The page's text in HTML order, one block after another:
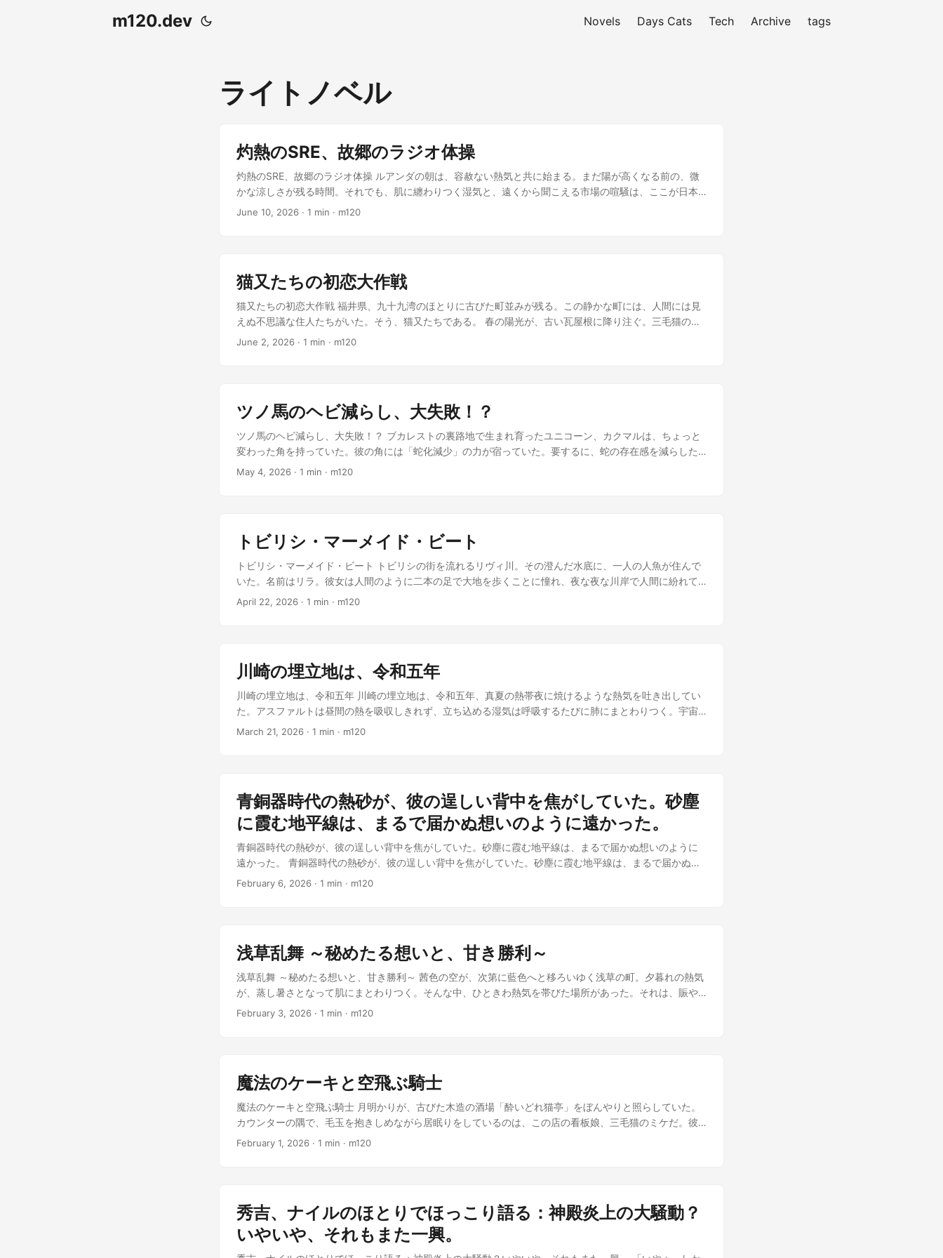
m120.dev Novels Days Cats Tech Archive tags
ライトノベル
灼熱のSRE、故郷のラジオ体操
灼熱のSRE、故郷のラジオ体操 ルアンダの朝は、容赦ない熱気と共に始まる。まだ陽が高くなる前の、微
かな涼しさが残る時間。それでも、肌に纏わりつく湿気と、遠くから聞こえる市場の喧騒は、ここが日本
から遥か遠い異国であることを嫌でも知らしめてくる。SREのカイトは、安物のビジネスホテルの一室で、
が一番だとカイトは知っていた。 汗がじわりと滲む。日本の体育館や、駅前の広場で見たような光景とは
かけ離れているが、この規則正しい動きだけが、カイトを故郷と繋ぎ止める細い糸だった。ふと、彼は南
大沢の映画館を思い出す。大学時代、よく通った駅ビルの中のシネマ。ひんやりとした空調、ポップコー
ンの甘い香り、そして暗闇の中で繰り広げられる物語。スクリーンの向こう側には、いつでも完璧に構成
された世界があった。バグ一つない、予定調和のハッピーエンド。 「――現実は、そうはいかないよな」
れ、システムは少しずつ安定に向かう。それは、ラジオ体操の動きのように、地道で、反復的な作業だっ
た。 ふと、ホテルの窓から顔を出すと、広場では数人の子供たちが砂埃の中でサッカーボールを追いかけ
ていた。一人の子が、カイトの動きに気づいて目を丸くしている。恥ずかしかったが、カイトは構わず体
操を続けた。指先まで意識を集中し、最後の深呼吸。 「ありがとうございました！」 動画のナレーション
に合わせて、カイトは小さく頭を下げた。すると、広場の子供が突然、ぎこちないながらもカイトの真似
まるで、映画の主人公のように。 小説のジャンル: ライトノベル
June 10, 2026 · 1 min · m120
猫又たちの初恋大作戦
猫又たちの初恋大作戦 福井県、九十九湾のほとりに古びた町並みが残る。この静かな町には、人間には見
えぬ不思議な住人たちがいた。そう、猫又たちである。 春の陽光が、古い瓦屋根に降り注ぐ。三毛猫のミ
ケは、縁側でうたた寝をしていた。彼女の隣には、黒猫のクロが静かに丸くなっている。二匹は古くから
やかな尻尾、賢そうな瞳、そして何より、彼が時折見せる優しい仕草に、ミケの心は奪われていた。 「チ
ャトラ君のことでしょ」 クロはニヤリと笑い、ミケの心を正確に言い当てた。茶トラ猫のチャトラは、穏
やかな性格で、町に馴染んできたばかりだった。ミケは、チャトラに自分の気持ちを伝えたいけれど、ど
うすればいいかわからない。 「う、うん…どうしたら、チャトラ君と仲良くなれるかな…」 ミケは不安げ
にクロを見つめる。 「ふふ、簡単だよ。まずは『初恋大作戦』だ！」 クロは得意げに胸を張る。 「初恋大
る場所で、彼が喜びそうな手作りの鈴を落としてみたり、クロは、チャトラの好物の魚をそっと届けてみ
たり。二匹の猫又たちの、ゆったりとした日常の中に、小さな恋の予感が静かに芽生え始めていた。福井
の風が、彼らの淡い初恋を優しく撫でていく。 小説のジャンル: ライトノベル
June 2, 2026 · 1 min · m120
ツノ馬のヘビ減らし、大失敗！？
ツノ馬のヘビ減らし、大失敗！？ ブカレストの裏路地で生まれ育ったユニコーン、カクマルは、ちょっと
変わった角を持っていた。彼の角には「蛇化減少」の力が宿っていた。要するに、蛇の存在感を減らした
り、蛇っぽいものを蛇じゃなくしたりする魔力だ。しかし、その力は全く予測不可能で、いつも大惨事を
しまったり。困り果てたファラオは、全国に「蛇化を止める者」のお触れを出していた。 「これは、僕の
出番だ！」と勘違いしたカクマルは、意気揚々と宮殿に乗り込んだ。白い毛並みと輝く角を持つ彼を見
て、ファラオは「おお、蛇の呪いを打ち破る聖なる獣よ！」と大歓迎。カクマルは得意げに角を突き出し
た。「お任せあれ！蛇化減少のスペシャリスト、カクマル参上！」 最初のターゲットは、ファラオの椅子
に巻き付いていた巨大なコブラだった。カクマルは角から光線を放った。しかし、コブラは消えるどころ
ル。これはチャンスだとばかりに、衛兵に向かって角を向けた。結果、衛兵は倒れる寸前で、突然体がや
わらかくなり、まるで巨大なマシュマロのようにふかふかと着地。その場で跳ね回る羽目になった。「う
わぁあああ！体が軽い！フワフワだぁ！」 カクマルの「蛇化減少」の力は、どうやら「蛇っぽい動きや要
素を、予測不能な形で削減する」らしい。蛇を減らすというより、蛇の性質を変質させているのだ。 宮殿
は一瞬にしてカオスの坩堝と化した。 「神殿の床に這いずっていた蛇が、急に編み込みの紐になってしま
たな問題ぞ…」 カクマルはといえば、まさかここまで予測不能な事態になるとは夢にも思っていなかっ
た。彼はただ一生懸命に「蛇を減らそう」としていただけなのだ。 その夜、疲れ果てたカクマルがナイル
川のほとりで角を休めていると、突然、彼の角からブカレストの裏路地の風景が閃光と共に現れた。どう
によってフワフワになった衛兵や、フライドポテト模様のネックレスをつけた神官たちが、「おお、これ
が異世界のブカレストか！」と歓声を上げながら、次々とその扉をくぐっていく。 古代エジプトとブカレ
スト。二つの世界は、一角獣の予測不能な魔力によって、へんてこりんな形で繋がってしまったのだっ
May 4, 2026 · 1 min · m120
トビリシ・マーメイド・ビート
トビリシ・マーメイド・ビート トビリシの街を流れるリヴィ川。その澄んだ水底に、一人の人魚が住んで
いた。名前はリラ。彼女は人間のように二本の足で大地を歩くことに憧れ、夜な夜な川岸で人間に紛れて
は、耳にしたヒップホップのリズムに体を揺らしていた。 ある日、リラは街で開催されるストリートダン
い、そして何よりも、陸上でのリズム感を掴むための練習に明け暮れた。 コンテスト当日。リラは、魔法
の力で授かった短い足で、震える心臓を抱えながらステージに上がる。音楽が鳴り響き、彼女の体が自然
と動き出した。それは、水中で培ったしなやかさと、ヒップホップの激しいビートが融合した、誰も見た
ことのないダンスだった。観客は息を呑み、審査員たちは目を丸くする。トビリシの街に、人魚のビート
が響き渡った。 小説のジャンル: ライトノベル
April 22, 2026 · 1 min · m120
川崎の埋立地は、令和五年
川崎の埋立地は、令和五年 川崎の埋立地は、令和五年、真夏の熱帯夜に焼けるような熱気を吐き出してい
た。アスファルトは昼間の熱を吸収しきれず、立ち込める湿気は呼吸するたびに肺にまとわりつく。宇宙
船『アストロガイア』の不時着から数時間、異星人ズヴィズダーは、見慣れない地球の重力と気圧、そし
る最終通告だ。まさか、たかが宇宙船の故障で不時着しただけの身で、そんな重すぎるペナルティを課さ
れるとは……！ その瞬間、ズヴィズダーの目の前を、異様なシルエットが横切った。赤いジャージを模し
た金属製のボディ。額には無駄に力強い筆致で「闘魂」と書かれたハチマキ。そして、手に持った拡声
器。どう見ても地球の「体育教師」をデフォルメしたようなドローンが、ぶわり、と夜空に浮かび上がっ
たのだ。 「遅い！ もっと加速！ 地球の生態系は弱肉強食！ ブラックホールを恐れるなら走れ！ さ
あ、次！」 ドローンの赤いセンサーがギラリと光る。 シャトルラン。 母星からの通信で告げられた、地球
ー……っ！」 喉の奥から、慣れない肺が悲鳴を上げる。地球の酸素は濃厚すぎる上に、この熱帯夜の湿気
が呼吸を妨げる。体中の水分が、まるで沸騰しているかのように熱い。これではまるで、惑星のコアを素
手で掘削しているようなものだ。 「現在の記録、標準より300％遅延！ このままでは、君の存在は星屑
にすらなれませんよ！ さあ、次！」 ドローンの拡声器から放たれる声は、抑揚がないはずなのに、なぜ
れてしまうかもしれない。冗談抜きで。シャトルランを完遂しなければ、ズヴィズダーの宇宙を旅する夢
ね？」 「体育会系の鬼ごっこか？ 汗だくじゃん、頑張れー！」 無邪気な好奇心と、どこか呑気な応援
ン、絶対、完遂してやる！ 夜の埋立地に、異星人の切実な呼吸音と、ドローンの機械的な号令が、夜空に
吸い込まれていった。 小説のジャンル: ライトノベル
March 21, 2026 · 1 min · m120
青銅器時代の熱砂が、彼の逞しい背中を焦がしていた。砂塵
に霞む地平線は、まるで届かぬ想いのように遠かった。
青銅器時代の熱砂が、彼の逞しい背中を焦がしていた。砂塵に霞む地平線は、まるで届かぬ想いのように
遠かった。 青銅器時代の熱砂が、彼の逞しい背中を焦がしていた。砂塵に霞む地平線は、まるで届かぬ想
いのように遠かった。 「インディ！」 愛しい、しかし決して叶わぬ響き。その声に、彼は振り向きたい
の歴史を紡ぐ賢者。そんな、彼女の傍に立つに相応しい輝きを、彼は持っていなかった。 それでも、彼女
の笑顔は、砂漠の蜃気楼のように、彼の心を幾度となく惑わせた。あと少し、ほんのあと少しだけ、この
手で彼女を抱きしめられたなら――。そんな甘く、しかし決して現実にはならない願いが、彼の胸の奥底
で、淡いメロドラマのように反響していた。 遠くで、彼女の名を呼ぶ声が再び響く。それは、彼を呼ぶ声
であり、同時に、彼をあの叶わぬ恋から引き剥がす声でもあった。彼は、熱砂の果てへと、再び歩き出
February 6, 2026 · 1 min · m120
浅草乱舞 ～秘めたる想いと、甘き勝利～
浅草乱舞 ～秘めたる想いと、甘き勝利～ 茜色の空が、次第に藍色へと移ろいゆく浅草の町。夕暮れの熱気
が、蒸し暑さとなって肌にまとわりつく。そんな中、ひときわ熱気を帯びた場所があった。それは、賑や
かな祭りの一角で開かれている、パン食い競争の会場だ。 「うおおおおお！負けるか！」 青い法被を纏っ
星屑を閉じ込めたかのようにキラキラと輝いていた。 彼女の、自分だけに向けられたようなその声援に、
家康の胸は熱くなった。それは、勝利への渇望とはまた別の、もっと甘く、そして切ない感情だった。
「お市の方…！」 心の中でその名を噛みしめながら、家康はさらに力を込めた。パンの甘い香りが鼻腔を
くすぐる。それは、この祭りの賑わいと、そしてお市の方の纏う上品な香りのように、彼の心を掻き乱し
ていた。 「あのパンを掴めば、きっと…！」 勝利への執念。それは、お市の方への秘めたる恋心を、さら
な熱気が、否応なしに後押ししていた。このパン食い競争の勝利は、単なる名誉や賞品のためではない。
それは、お市の方の心を射止めるための、彼なりの、そして精一杯の、アピールだったのだ。 「さあ、も
うひと踏ん張りだ！」 家康は、最後の力を振り絞り、大きく跳躍した。彼の心臓は、パンの甘さよりも、
ずっと熱く、激しく、高鳴っていた。浅草の空の下、若き徳川家康の、青春という名の乱舞は、まだ始ま
February 3, 2026 · 1 min · m120
魔法のケーキと空飛ぶ騎士
魔法のケーキと空飛ぶ騎士 月明かりが、古びた木造の酒場「酔いどれ猫亭」をぼんやりと照らしていた。
カウンターの隅で、毛玉を抱きしめながら居眠りをしているのは、この店の看板娘、三毛猫のミケだ。彼
女の隣では、虎縞のトモが、使い古された三味線を器用に爪弾いていた。 「おーい、ミケ！もう一杯、ミ
弦が、まるで生き物のようにピーンと張り詰めたかと思うと、ぼうっと淡い光を放ち始めた。 「ん？なん
だこれ…？」 トモが怪訝な顔で弦を見つめていると、次の瞬間、弦からポトリと、見たこともないほどふ
わふわとした、虹色のケーキが弾け出した。それはまるで、綿菓子のように軽やかで、甘い香りが酒場中
February 1, 2026 · 1 min · m120
秀吉、ナイルのほとりでほっこり語る：神殿炎上の大騒動？
いやいや、それもまた一興。